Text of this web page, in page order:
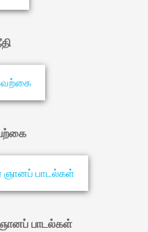
ஞானப் பாடல்கள்